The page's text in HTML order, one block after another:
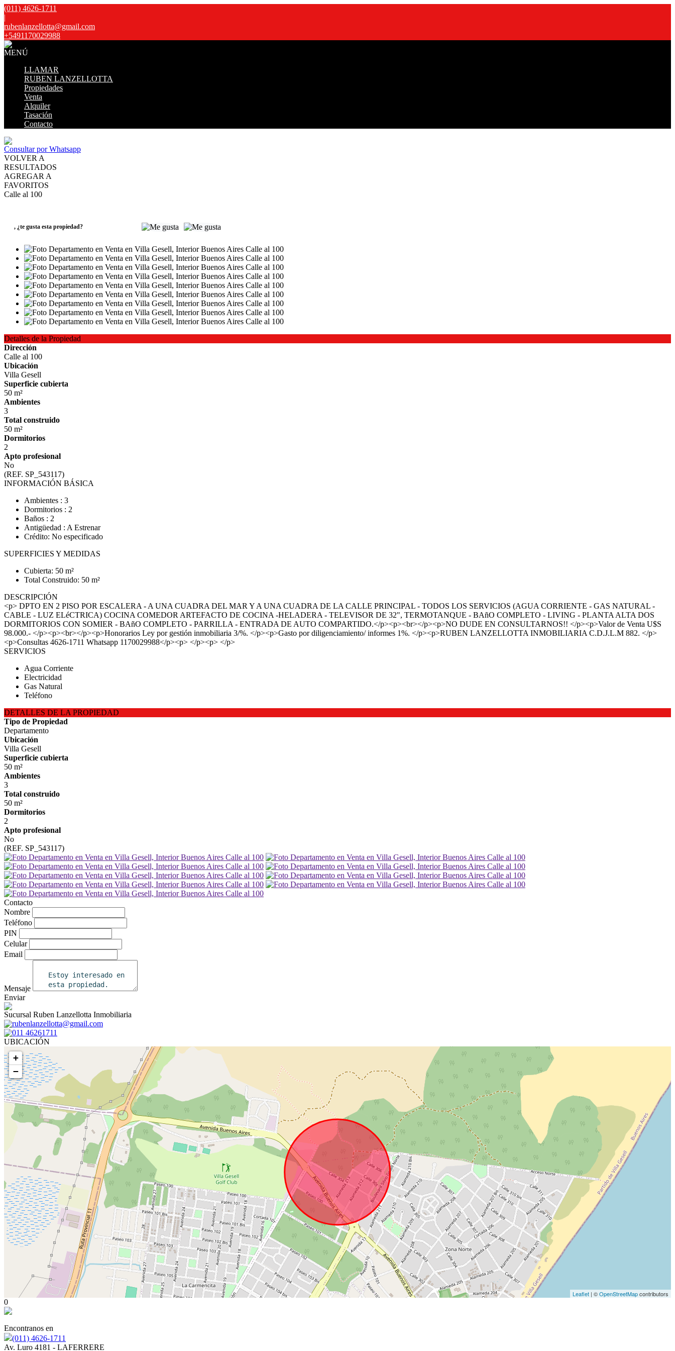
(011) 4626-1711
|
rubenlanzellotta@gmail.com
+5491170029988
MENÚ
LLAMAR
RUBEN LANZELLOTTA
Propiedades
Venta
Alquiler
Tasación
Contacto
Consultar por Whatsapp
VOLVER A
RESULTADOS
AGREGAR A
FAVORITOS
Calle al 100
, ¿te gusta esta propiedad?
Detalles de la Propiedad
Dirección
Calle al 100
Ubicación
Villa Gesell
Superficie cubierta
50 m²
Ambientes
3
Total construido
50 m²
Dormitorios
2
Apto profesional
No
(REF. SP_543117)
INFORMACIÓN BÁSICA
Ambientes : 3
Dormitorios : 2
Baños : 2
Antigüedad : A Estrenar
Crédito: No especificado
SUPERFICIES Y MEDIDAS
Cubierta: 50 m²
Total Construido: 50 m²
DESCRIPCIÓN
<p> DPTO EN 2 PISO POR ESCALERA - A UNA CUADRA DEL MAR Y A UNA CUADRA DE LA CALLE PRINCIPAL - TODOS LOS SERVICIOS (AGUA CORRIENTE - GAS NATURAL -
CABLE - LUZ ELéCTRICA) COCINA COMEDOR ARTEFACTO DE COCINA -HELADERA - TELEVISOR DE 32", TERMOTANQUE - BAñO COMPLETO - LIVING - PLANTA ALTA DOS
DORMITORIOS CON SOMIER - BAñO COMPLETO - PARRILLA - ENTRADA DE AUTO COMPARTIDO.</p><p><br></p><p>NO DUDE EN CONSULTARNOS!! </p><p>Valor de Venta U$S
98.000.- </p><p><br></p><p>Honorarios Ley por gestión inmobiliaria 3/%. </p><p>Gasto por diligenciamiento/ informes 1%. </p><p>RUBEN LANZELLOTTA INMOBILIARIA C.D.J.L.M 882. </p>
<p>Consultas 4626-1711 Whatsapp 1170029988</p><p> </p><p> </p>
SERVICIOS
Agua Corriente
Electricidad
Gas Natural
Teléfono
DETALLES DE LA PROPIEDAD
Tipo de Propiedad
Departamento
Ubicación
Villa Gesell
Superficie cubierta
50 m²
Ambientes
3
Total construido
50 m²
Dormitorios
2
Apto profesional
No
(REF. SP_543117)
Contacto
Nombre
Teléfono
PIN
Celular
Email
Mensaje
Enviar
Sucursal Ruben Lanzellotta Inmobiliaria
rubenlanzellotta@gmail.com
011 46261711
UBICACIÓN
+
−
Leaflet | ©OpenStreetMapcontributors
0
Encontranos en
(011) 4626-1711
Av. Luro 4181 - LAFERRERE